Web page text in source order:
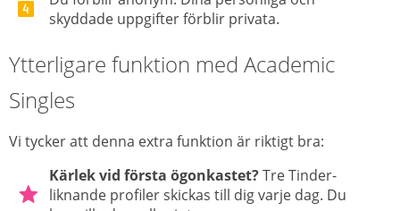
skyddade uppgifter förblir privata.
Ytterligare funktion med Academic
Singles
Vi tycker att denna extra funktion är riktigt bra:
Kärlek vid första ögonkastet?Tre Tinder-
liknande profiler skickas till dig varje dag. Du